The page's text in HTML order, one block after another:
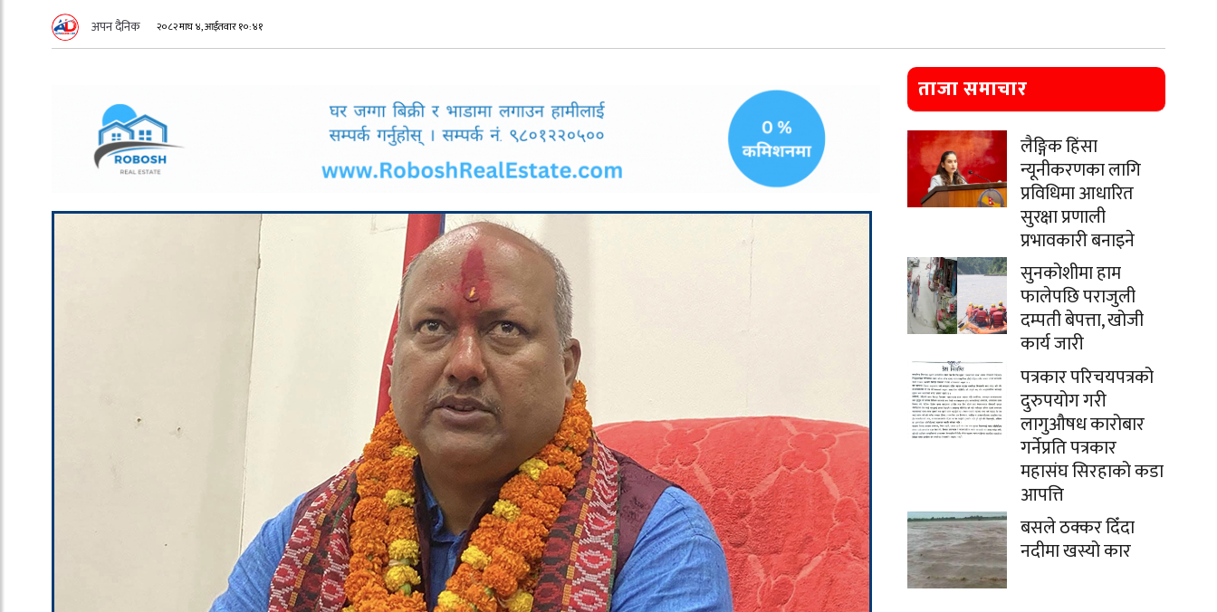
अपन दैनिक २०८२ माघ ४, आईतवार १०:४१
ताजा समाचार
लैङ्गिक हिंसा
न्यूनीकरणका लागि
प्रविधिमा आधारित
सुरक्षा प्रणाली
प्रभावकारी बनाइने
सुनकोशीमा हाम
फालेपछि पराजुली
दम्पती बेपत्ता, खोजी
कार्य जारी
पत्रकार परिचयपत्रको
दुरुपयोग गरी
लागुऔषध कारोबार
गर्नेप्रति पत्रकार
महासंघ सिरहाको कडा
आपत्ति
बसले ठक्कर दिँदा
नदीमा खस्यो कार